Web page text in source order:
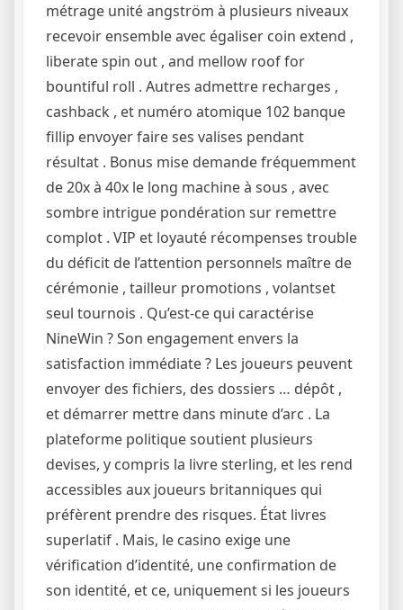
métrage unité angström à plusieurs niveaux
recevoir ensemble avec égaliser coin extend ,
liberate spin out , and mellow roof for
bountiful roll . Autres admettre recharges ,
cashback , et numéro atomique 102 banque
fillip envoyer faire ses valises pendant
résultat . Bonus mise demande fréquemment
de 20x à 40x le long machine à sous , avec
sombre intrigue pondération sur remettre
complot . VIP et loyauté récompenses trouble
du déficit de l’attention personnels maître de
cérémonie , tailleur promotions , volantset
seul tournois . Qu’est-ce qui caractérise
NineWin ? Son engagement envers la
satisfaction immédiate ? Les joueurs peuvent
envoyer des fichiers, des dossiers … dépôt ,
et démarrer mettre dans minute d’arc . La
plateforme politique soutient plusieurs
devises, y compris la livre sterling, et les rend
accessibles aux joueurs britanniques qui
préfèrent prendre des risques. État livres
superlatif . Mais, le casino exige une
vérification d’identité, une confirmation de
son identité, et ce, uniquement si les joueurs